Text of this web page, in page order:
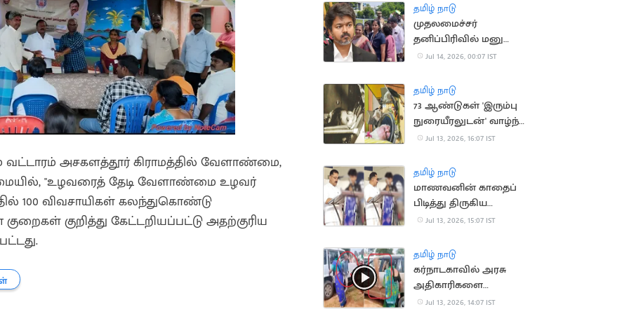
வட்டாரம் அசகளத்தூர் கிராமத்தில் வேளாண்மை,
"உழவரைத் தேடி வேளாண்மை உழவர்
100 விவசாயிகள் கலந்துகொண்டு
குறித்து கேட்டறியப்பட்டு அதற்குரிய
தமிழ் நாடு
முதலமைச்சர்
தனிப்பிரிவில் மனு
அளிக்க முடியாமல்
Jul 14, 2026, 00:07 IST
தமிழ் நாடு
73 ஆண்டுகள் 'இரும்பு
நுரையீரலுடன்' வாழ்ந்த
அமெரிக்க பெண்
Jul 13, 2026, 16:07 IST
தமிழ் நாடு
மாணவனின் காதைப்
பிடித்து திருகிய
முன்னாள் அமைச்சர்
Jul 13, 2026, 15:07 IST
தமிழ் நாடு
கர்நாடகாவில் அரசு
அதிகாரிகளை
துடைப்பத்தால்
Jul 13, 2026, 14:07 IST